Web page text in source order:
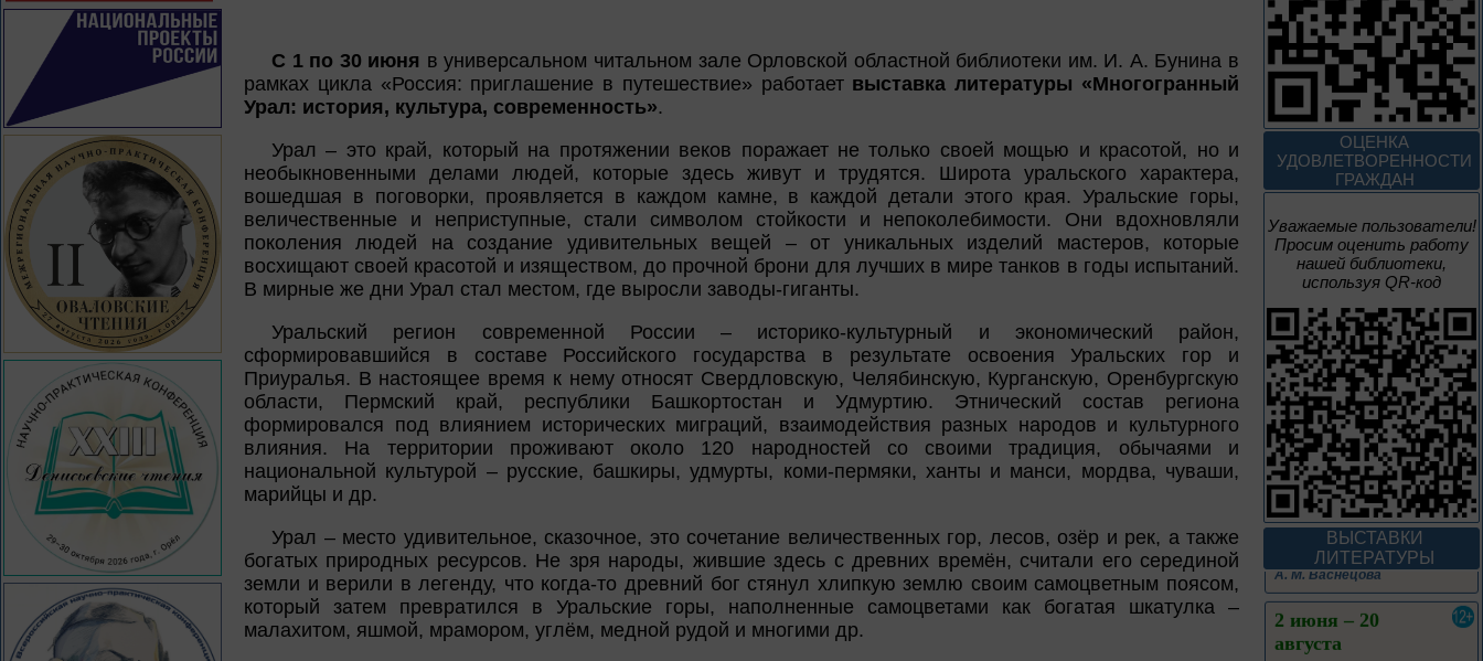
С 1 по 30 июня в универсальном читальном зале Орловской областной библиотеки им. И. А. Бунина в
рамках цикла «Россия: приглашение в путешествие» работает выставка литературы «Многогранный
Урал: история, культура, современность».
Урал – это край, который на протяжении веков поражает не только своей мощью и красотой, но и
необыкновенными делами людей, которые здесь живут и трудятся. Широта уральского характера,
вошедшая в поговорки, проявляется в каждом камне, в каждой детали этого края. Уральские горы,
величественные и неприступные, стали символом стойкости и непоколебимости. Они вдохновляли
поколения людей на создание удивительных вещей – от уникальных изделий мастеров, которые
восхищают своей красотой и изяществом, до прочной брони для лучших в мире танков в годы испытаний.
В мирные же дни Урал стал местом, где выросли заводы-гиганты.
Уральский регион современной России – историко-культурный и экономический район,
сформировавшийся в составе Российского государства в результате освоения Уральских гор и
Приуралья. В настоящее время к нему относят Свердловскую, Челябинскую, Курганскую, Оренбургскую
области, Пермский край, республики Башкортостан и Удмуртию. Этнический состав региона
формировался под влиянием исторических миграций, взаимодействия разных народов и культурного
влияния. На территории проживают около 120 народностей со своими традиция, обычаями и
национальной культурой – русские, башкиры, удмурты, коми-пермяки, ханты и манси, мордва, чуваши,
марийцы и др.
Урал – место удивительное, сказочное, это сочетание величественных гор, лесов, озёр и рек, а также
богатых природных ресурсов. Не зря народы, жившие здесь с древних времён, считали его серединой
земли и верили в легенду, что когда-то древний бог стянул хлипкую землю своим самоцветным поясом,
который затем превратился в Уральские горы, наполненные самоцветами как богатая шкатулка –
малахитом, яшмой, мрамором, углём, медной рудой и многими др.
ОЦЕНКА
УДОВЛЕТВОРЕННОСТИ
ГРАЖДАН
Уважаемые пользователи!
Просим оценить работу
нашей библиотеки,
используя QR-код
ВЫСТАВКИ
ЛИТЕРАТУРЫ
Цикл выставок литературы
До конца года
Творец и муза
Цикл выставок литературы
4 – 14 августа
В борьбе против
вместе
Великая Победа народов
многонациональной страны
3 – 17 августа
Век Аполлинария
К 170-летию со дня рождения
живописца
А. М. Васнецова
2 июня – 20
августа
Человек и природа